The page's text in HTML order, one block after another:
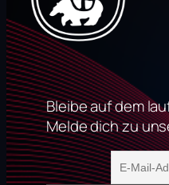
Bleibe auf dem
Melde dich zu